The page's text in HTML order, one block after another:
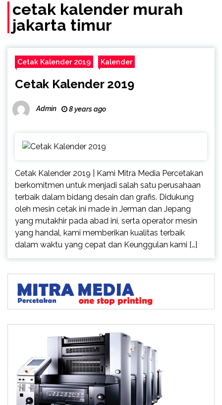
cetak kalender murah
jakarta timur
Cetak Kalender 2019 Kalender
Cetak Kalender 2019
Admin 8 years ago
Cetak Kalender 2019 | Kami Mitra Media Percetakan
berkomitmen untuk menjadi salah satu perusahaan
terbaik dalam bidang desain dan grafis. Didukung
oleh mesin cetak ini made in Jerman dan Jepang
yang mutakhir pada abad ini, serta operator mesin
yang handal, kami memberikan kualitas terbaik
dalam waktu yang cepat dan Keunggulan kami […]